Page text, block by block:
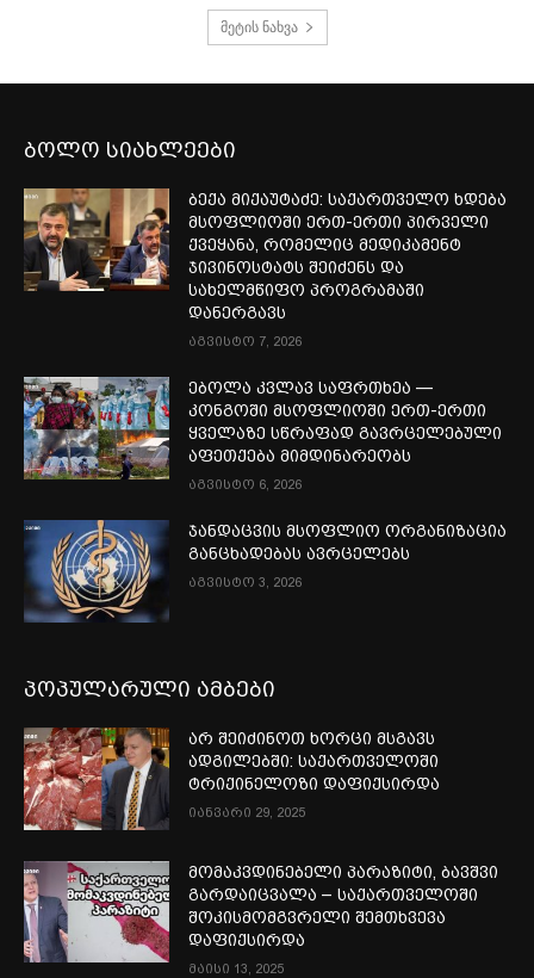
მეტის ნახვა
ბოლო სიახლეები
ბექა მიქაუტაძე: საქართველო ხდება
მსოფლიოში ერთ-ერთი პირველი
ქვეყანა, რომელიც მედიკამენტ
ჯივინოსტატს შეიძენს და
სახელმწიფო პროგრამაში
დანერგავს
აგვისტო 7, 2026
ებოლა კვლავ საფრთხეა —
კონგოში მსოფლიოში ერთ-ერთი
ყველაზე სწრაფად გავრცელებული
აფეთქება მიმდინარეობს
აგვისტო 6, 2026
ჯანდაცვის მსოფლიო ორგანიზაცია
განცხადებას ავრცელებს
აგვისტო 3, 2026
პოპულარული ამბები
არ შეიძინოთ ხორცი მსგავს
ადგილებში: საქართველოში
ტრიქინელოზი დაფიქსირდა
იანვარი 29, 2025
მომაკვდინებელი პარაზიტი, ბავშვი
გარდაიცვალა – საქართველოში
შოკისმომგვრელი შემთხვევა
დაფიქსირდა
მაისი 13, 2025